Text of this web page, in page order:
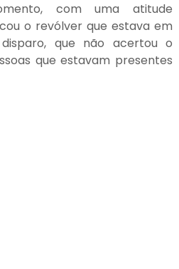
com uma atitude
o revólver que estava em
que não acertou o
que estavam presentes